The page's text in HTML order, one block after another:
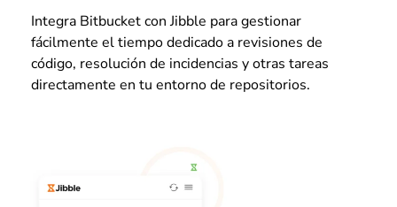
Integra Bitbucket con Jibble para gestionar
fácilmente el tiempo dedicado a revisiones de
código, resolución de incidencias y otras tareas
directamente en tu entorno de repositorios.